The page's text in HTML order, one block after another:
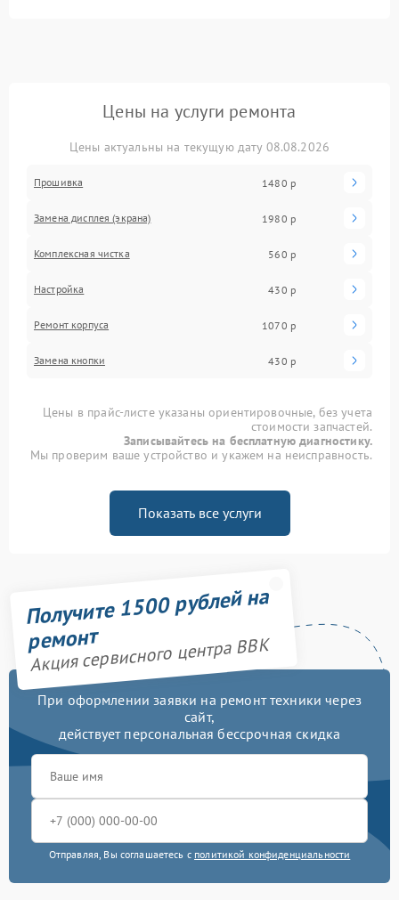
Цены на услуги ремонта
Цены актуальны на текущую дату 08.08.2026
Прошивка 1480 р
Замена дисплея (экрана) 1980 р
Комплексная чистка 560 р
Настройка 430 р
Ремонт корпуса 1070 р
Замена кнопки 430 р
Цены в прайс-листе указаны ориентировочные, без учета
стоимости запчастей.
Записывайтесь на бесплатную диагностику.
Мы проверим ваше устройство и укажем на неисправность.
Показать все услуги
Получите 1500 рублей на
ремонт
Акция сервисного центра BBK
При оформлении заявки на ремонт техники через
сайт,
действует персональная бессрочная скидка
Отправляя, Вы соглашаетесь с политикой конфиденциальности